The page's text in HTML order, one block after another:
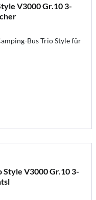
V3000 Gr.10 3-
Bus Trio Style für
V3000 Gr.10 3-